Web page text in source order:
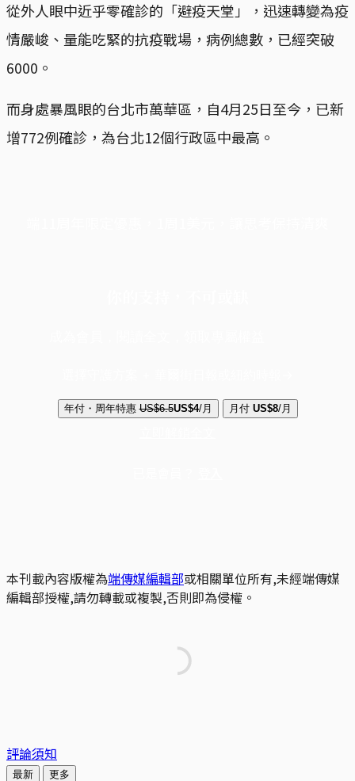
從外人眼中近乎零確診的「避疫天堂」，迅速轉變為疫
情嚴峻、量能吃緊的抗疫戰場，病例總數，已經突破
6000。
而身處暴風眼的台北市萬華區，自4月25日至今，已新
增772例確診，為台北12個行政區中最高。
年付・周年特惠 US$6.5US$4/月 月付 US$8/月
本刊載內容版權為端傳媒編輯部或相關單位所有,未經端傳媒
編輯部授權,請勿轉載或複製,否則即為侵權。
評論須知
最新 更多